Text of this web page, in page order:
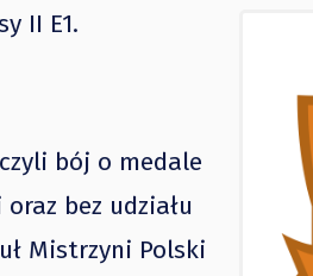
II E1.
bój o medale
bez udziału
Mistrzyni Polski